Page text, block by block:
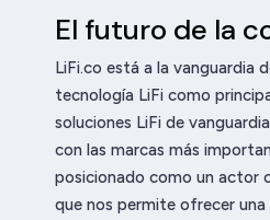
El futuro de la
LiFi.co está a la vanguardia
tecnología LiFi como
soluciones LiFi de
con las marcas más
posicionado como un actor
que nos permite ofrecer